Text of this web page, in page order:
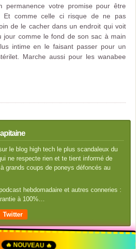
permanence votre promise pour être
Et comme celle ci risque de ne pas
de le cacher dans un endroit qui voit
jour comme le fond de son sac à main
intime en le faisant passer pour un
Marche aussi pour les wanabee
le blog high tech le plus scandaleux du
ne respecte rien et te tient informé de
grands coups de poneys défoncés au
hebdomadaire et autres conneries :
à 100%…
Twitter
🔥 NOUVEAU 🔥